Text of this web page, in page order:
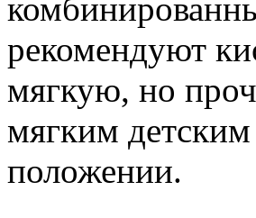
рекомендуют
мягкую, но
мягким
положении.